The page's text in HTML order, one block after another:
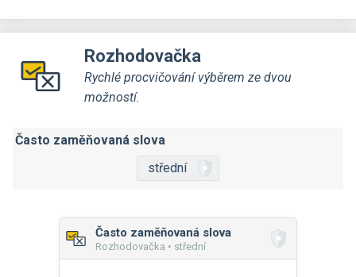
Rozhodovačka
Rychlé procvičování výběrem ze dvou
možností.
Často zaměňovaná slova
střední
Často zaměňovaná slova
Rozhodovačka • střední